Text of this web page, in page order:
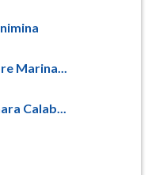
Marina...
Calab...